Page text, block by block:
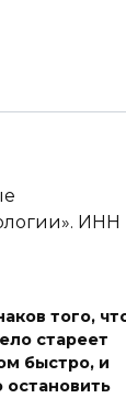
ИНН
того,
стареет
быстро, и
остановить